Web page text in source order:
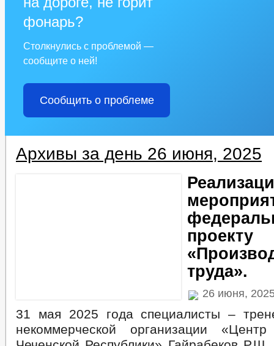
фонарь?
Столкнулись с проблемой —
сообщите о ней!
Сообщить о проблеме
Архивы за день 26 июня, 2025
проекту
труда».
26 июня,
31 мая 2025 года специалисты –
некоммерческой организации